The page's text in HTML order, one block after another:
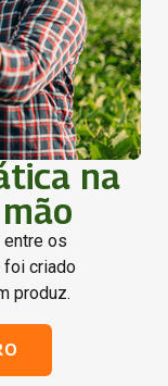
na
entre os
foi criado
produz.